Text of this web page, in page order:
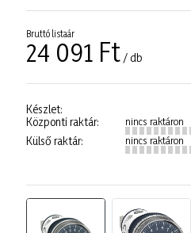
Bruttó listaár
24 091 Ft / db
Készlet:
Központi raktár:
nincs raktáron
Külső raktár: nincs raktáron